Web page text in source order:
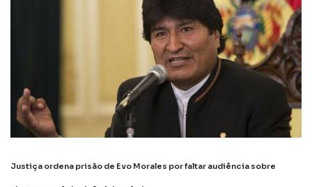
Justiça ordena prisão de Evo Morales por faltar audiência sobre